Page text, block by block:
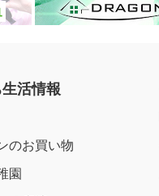
活情報
のお買い物
園